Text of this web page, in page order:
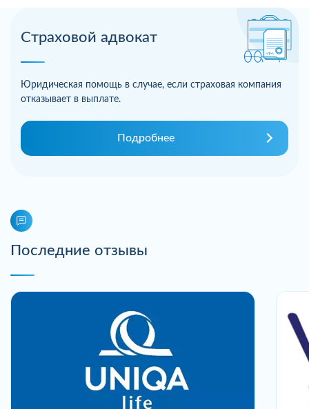
Страховой адвокат
Юридическая помощь в случае, если страховая компания
отказывает в выплате.
Подробнее
Последние отзывы